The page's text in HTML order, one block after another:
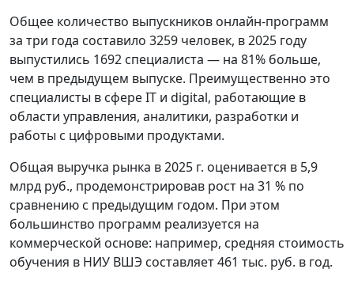
Общее количество выпускников онлайн‑программ
за три года составило 3259 человек, в 2025 году
выпустились 1692 специалиста — на 81% больше,
чем в предыдущем выпуске. Преимущественно это
специалисты в сфере IT и digital, работающие в
области управления, аналитики, разработки и
работы с цифровыми продуктами.
Общая выручка рынка в 2025 г. оценивается в 5,9
млрд руб., продемонстрировав рост на 31 % по
сравнению с предыдущим годом. При этом
большинство программ реализуется на
коммерческой основе: например, средняя стоимость
обучения в НИУ ВШЭ составляет 461 тыс. руб. в год.